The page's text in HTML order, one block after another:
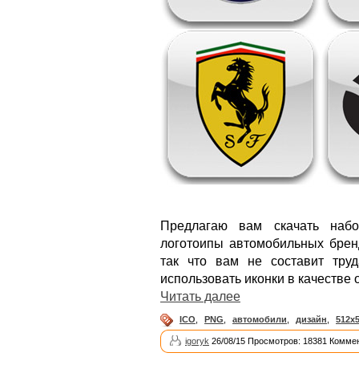
Предлагаю вам скачать
логотоипы автомобильных
так что вам не составит
использовать иконки в
Читать далее
ICO PNG автомобили дизайн
igoryk 26/08/15 Просмотров: 18381